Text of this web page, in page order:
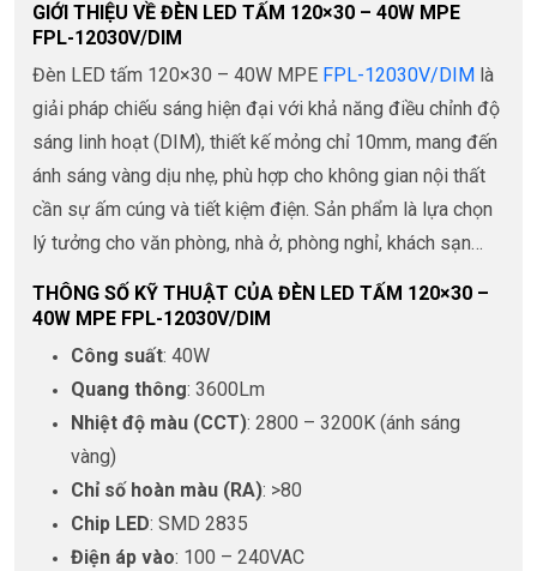
GIỚI THIỆU VỀ ĐÈN LED TẤM 120×30 – 40W MPE
FPL-12030V/DIM
Đèn LED tấm 120×30 – 40W MPE FPL-12030V/DIM là
giải pháp chiếu sáng hiện đại với khả năng điều chỉnh độ
sáng linh hoạt (DIM), thiết kế mỏng chỉ 10mm, mang đến
ánh sáng vàng dịu nhẹ, phù hợp cho không gian nội thất
cần sự ấm cúng và tiết kiệm điện. Sản phẩm là lựa chọn
lý tưởng cho văn phòng, nhà ở, phòng nghỉ, khách sạn…
THÔNG SỐ KỸ THUẬT CỦA ĐÈN LED TẤM 120×30 –
40W MPE FPL-12030V/DIM
Công suất: 40W
Quang thông: 3600Lm
Nhiệt độ màu (CCT): 2800 – 3200K (ánh sáng
vàng)
Chỉ số hoàn màu (RA): >80
Chip LED: SMD 2835
Điện áp vào: 100 – 240VAC